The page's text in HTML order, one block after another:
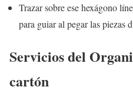
Trazar sobre ese hexágono
para guiar al pegar las piezas
Servicios del
cartón